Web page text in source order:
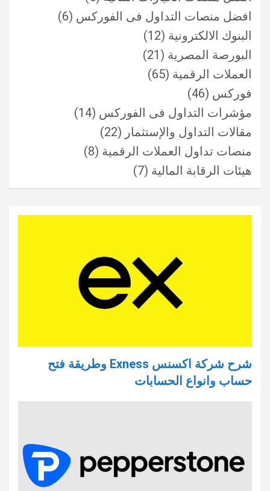
افضل منصات التداول فى الفوركس (6)
البنوك الالكترونية (12)
البورصة المصرية (21)
العملات الرقمية (65)
فوركس (46)
مؤشرات التداول فى الفوركس (14)
مقالات التداول والإستثمار (22)
منصات تداول العملات الرقمية (8)
هيئات الرقابة المالية (7)
شرح شركة اكسنس Exness وطريقة فتح
حساب وانواع الحسابات